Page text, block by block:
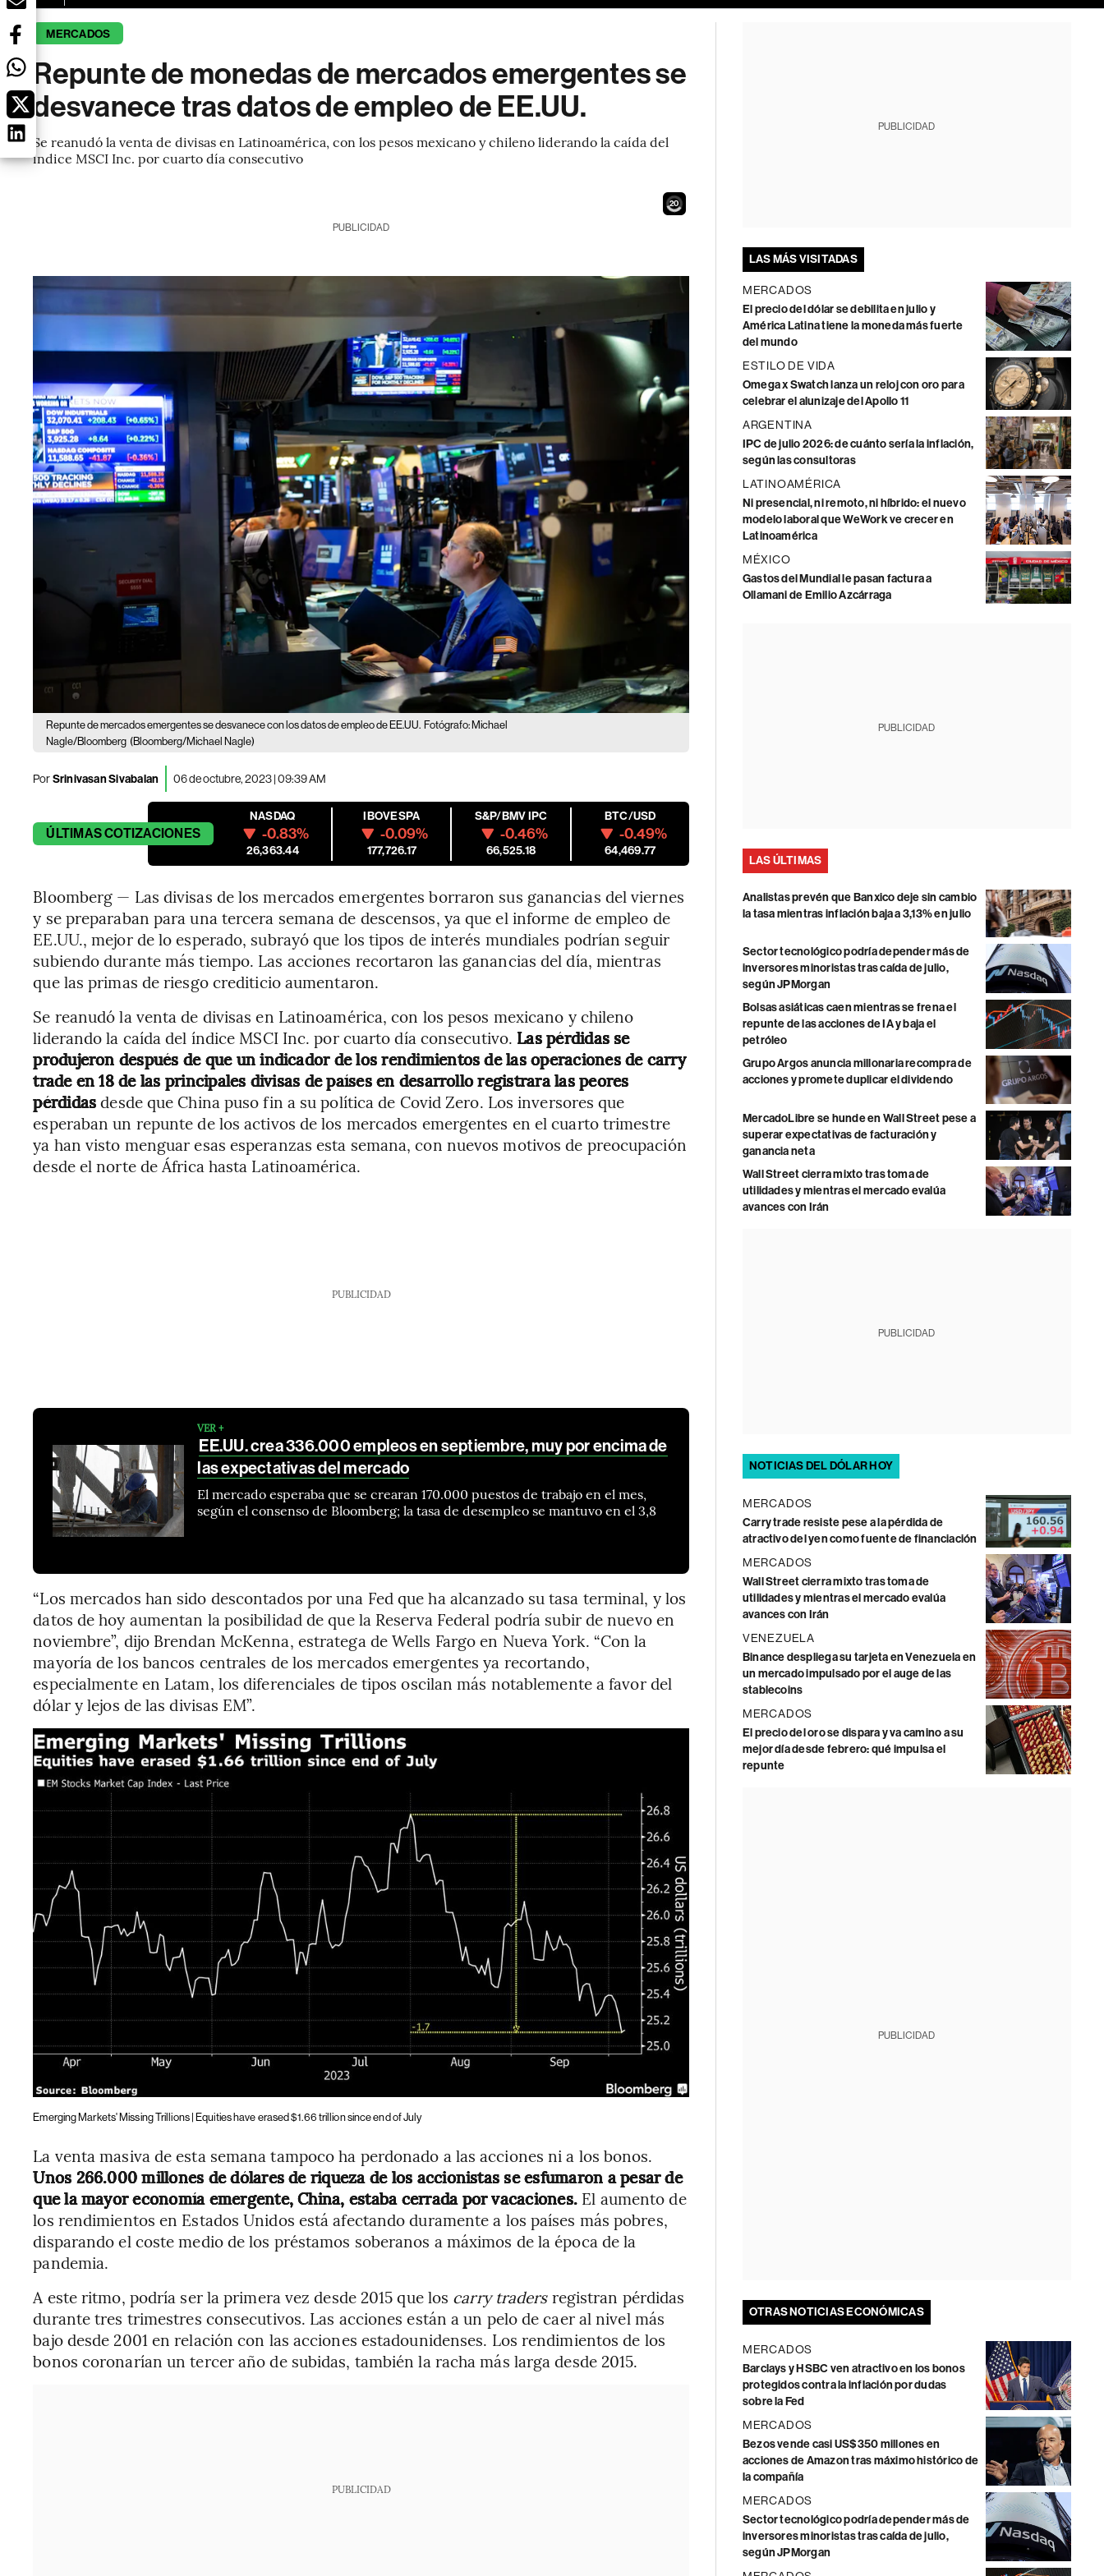
MERCADOS
Repunte de monedas de mercados emergentes se
desvanece tras datos de empleo de EE.UU.
Se reanudó la venta de divisas en Latinoamérica, con los pesos mexicano y chileno liderando la caída del
índice MSCI Inc. por cuarto día consecutivo
19
PUBLICIDAD
Repunte de mercados emergentes se desvanece con los datos de empleo de EE.UU. Fotógrafo: Michael
Nagle/Bloomberg (Bloomberg/Michael Nagle)
PorSrinivasan Sivabalan 06 de octubre, 2023 | 09:39 AM
ÚLTIMASCOTIZACIONES
NASDAQ
-0.83%
26,363.44
IBOVESPA
-0.09%
177,726.17
S&P/BMV IPC
-0.46%
66,525.18
BTC/USD
-0.49%
64,469.77
Bloomberg — Las divisas de los mercados emergentes borraron sus ganancias del viernes
y se preparaban para una tercera semana de descensos, ya que el informe de empleo de
EE.UU., mejor de lo esperado, subrayó que los tipos de interés mundiales podrían seguir
subiendo durante más tiempo. Las acciones recortaron las ganancias del día, mientras
que las primas de riesgo crediticio aumentaron.
Se reanudó la venta de divisas en Latinoamérica, con los pesos mexicano y chileno
liderando la caída del índice MSCI Inc. por cuarto día consecutivo. Las pérdidas se
produjeron después de que un indicador de los rendimientos de las operaciones de carry
trade en 18 de las principales divisas de países en desarrollo registrara las peores
pérdidasdesde que China puso fin a su política de Covid Zero. Los inversores que
esperaban un repunte de los activos de los mercados emergentes en el cuarto trimestre
ya han visto menguar esas esperanzas esta semana, con nuevos motivos de preocupación
desde el norte de África hasta Latinoamérica.
PUBLICIDAD
VER +
EE.UU. crea 336.000 empleos en septiembre, muy por encima de
las expectativas del mercado
El mercado esperaba que se crearan 170.000 puestos de trabajo en el mes,
según el consenso de Bloomberg; la tasa de desempleo se mantuvo en el 3,8
“Los mercados han sido descontados por una Fed que ha alcanzado su tasa terminal, y los
datos de hoy aumentan la posibilidad de que la Reserva Federal podría subir de nuevo en
noviembre”, dijo Brendan McKenna, estratega de Wells Fargo en Nueva York. “Con la
mayoría de los bancos centrales de los mercados emergentes ya recortando,
especialmente en Latam, los diferenciales de tipos oscilan más notablemente a favor del
dólar y lejos de las divisas EM”.
Emerging Markets' Missing Trillions | Equities have erased $1.66 trillion since end of July
La venta masiva de esta semana tampoco ha perdonado a las acciones ni a los bonos.
Unos 266.000 millones de dólares de riqueza de los accionistas se esfumaron a pesar de
que la mayor economía emergente, China, estaba cerrada por vacaciones. El aumento de
los rendimientos en Estados Unidos está afectando duramente a los países más pobres,
disparando el coste medio de los préstamos soberanos a máximos de la época de la
pandemia.
A este ritmo, podría ser la primera vez desde 2015 que los carry tradersregistran pérdidas
durante tres trimestres consecutivos. Las acciones están a un pelo de caer al nivel más
bajo desde 2001 en relación con las acciones estadounidenses. Los rendimientos de los
bonos coronarían un tercer año de subidas, también la racha más larga desde 2015.
PUBLICIDAD
PUBLICIDAD
LAS MÁS VISITADAS
MERCADOS
El precio del dólar se debilita en julio y
América Latina tiene la moneda más fuerte
del mundo
ESTILO DE VIDA
Omega x Swatch lanza un reloj con oro para
celebrar el alunizaje del Apollo 11
ARGENTINA
IPC de julio 2026: de cuánto sería la inflación,
según las consultoras
LATINOAMÉRICA
Ni presencial, ni remoto, ni híbrido: el nuevo
modelo laboral que WeWork ve crecer en
Latinoamérica
MÉXICO
Gastos del Mundial le pasan factura a
Ollamani de Emilio Azcárraga
PUBLICIDAD
LAS ÚLTIMAS
Analistas prevén que Banxico deje sin cambio
la tasa mientras inflación baja a 3,13% en julio
Sector tecnológico podría depender más de
inversores minoristas tras caída de julio,
según JPMorgan
Bolsas asiáticas caen mientras se frena el
repunte de las acciones de IA y baja el
petróleo
Grupo Argos anuncia millonaria recompra de
acciones y promete duplicar el dividendo
MercadoLibre se hunde en Wall Street pese a
superar expectativas de facturación y
ganancia neta
Wall Street cierra mixto tras toma de
utilidades y mientras el mercado evalúa
avances con Irán
PUBLICIDAD
NOTICIAS DEL DÓLAR HOY
MERCADOS
Carry trade resiste pese a la pérdida de
atractivo del yen como fuente de financiación
MERCADOS
Wall Street cierra mixto tras toma de
utilidades y mientras el mercado evalúa
avances con Irán
VENEZUELA
Binance despliega su tarjeta en Venezuela en
un mercado impulsado por el auge de las
stablecoins
MERCADOS
El precio del oro se dispara y va camino a su
mejor día desde febrero: qué impulsa el
repunte
PUBLICIDAD
OTRAS NOTICIAS ECONÓMICAS
MERCADOS
Barclays y HSBC ven atractivo en los bonos
protegidos contra la inflación por dudas
sobre la Fed
MERCADOS
Bezos vende casi US$350 millones en
acciones de Amazon tras máximo histórico de
la compañía
MERCADOS
Sector tecnológico podría depender más de
inversores minoristas tras caída de julio,
según JPMorgan